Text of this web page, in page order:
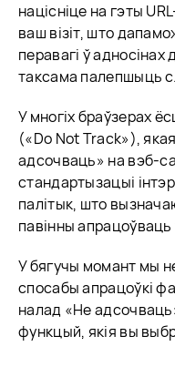
націсніце на гэты
ваш візіт, што
перавагі ў адносінах
таксама палепшыць
У многіх браўзерах
(«Do Not Track»),
адсочваць» на вэб-
стандартызацыі
палітык, што
павінны апрацоўваць
У бягучы момант мы
спосабы апрацоўкі
налад «Не
функцый, якія вы